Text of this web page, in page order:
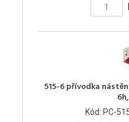
515-6 přívodka
Kód: PC-